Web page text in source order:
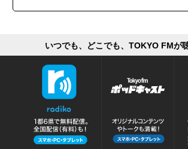
いつでも、どこでも、TOKYO FMが